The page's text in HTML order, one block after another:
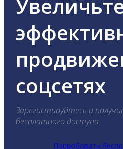
соцсетях
Зарегистируйтесь и
бесплатного доступа.
Попробовать